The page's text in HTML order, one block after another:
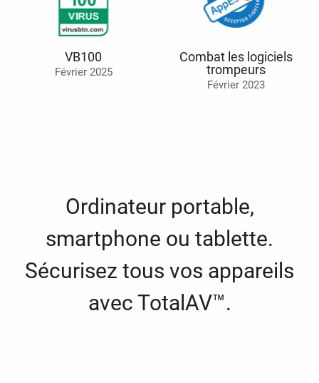
VB100
Février 2025
Combat les logiciels
trompeurs
Février 2023
Ordinateur portable,
smartphone ou tablette.
Sécurisez tous vos appareils
avec TotalAV™.